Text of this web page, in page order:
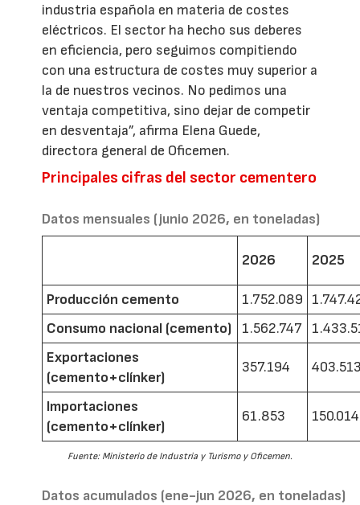
industria española en materia de costes
eléctricos. El sector ha hecho sus deberes
en eficiencia, pero seguimos compitiendo
con una estructura de costes muy superior a
la de nuestros vecinos. No pedimos una
ventaja competitiva, sino dejar de competir
en desventaja”, afirma Elena Guede,
directora general de Oficemen.
Principales cifras del sector cementero
Datos mensuales (junio 2026, en toneladas)
2026 2025
Producción cemento 1.752.089
Consumo nacional (cemento)
1.562.747
Exportaciones
(cemento+clínker)
357.194
Importaciones
(cemento+clínker)
61.853 150.014
Fuente: Ministerio de Industria y Turismo y Oficemen.
Datos acumulados (ene-jun 2026, en toneladas)